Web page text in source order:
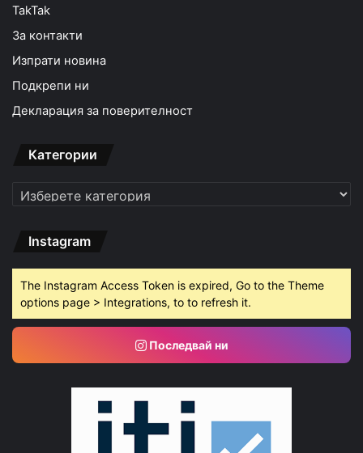
TakTak
За контакти
Изпрати новина
Подкрепи ни
Декларация за поверителност
Категории
Категории
Instagram
The Instagram Access Token is expired, Go to the Theme
options page > Integrations, to to refresh it.
Последвай ни